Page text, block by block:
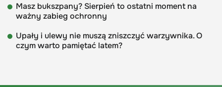
Masz bukszpany? Sierpień to ostatni moment na
ważny zabieg ochronny
Upały i ulewy nie muszą zniszczyć warzywnika. O
czym warto pamiętać latem?